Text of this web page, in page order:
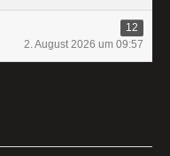
12
2. August 2026 um 09:57